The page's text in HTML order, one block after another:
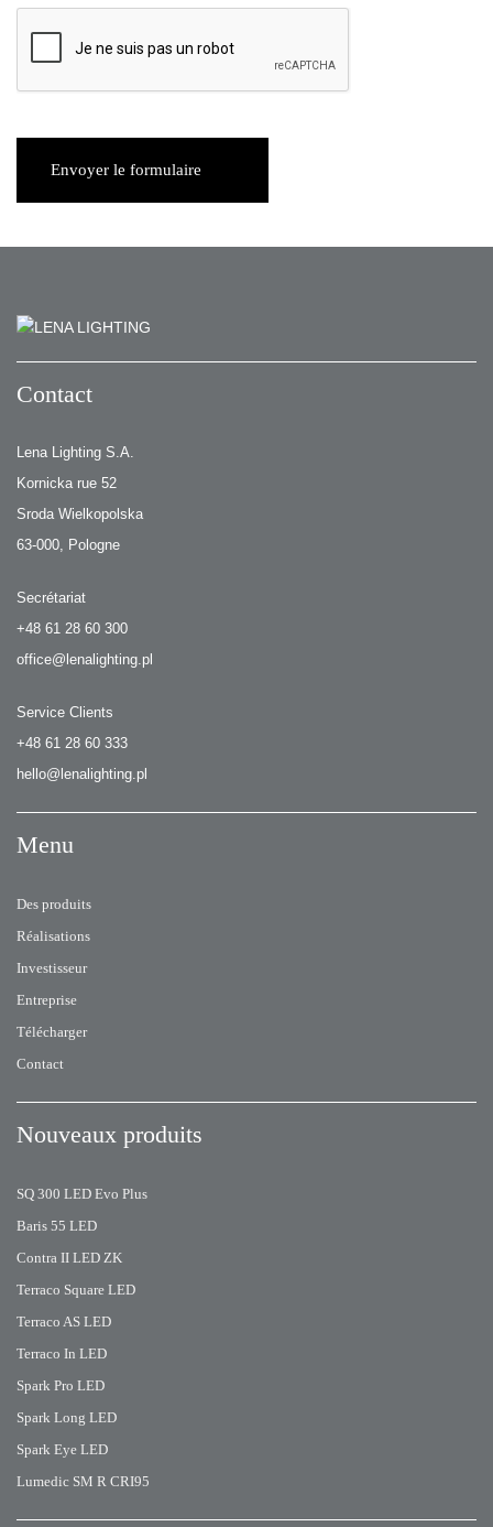
Envoyer le formulaire
Contact
Lena Lighting S.A.
Kornicka rue 52
Sroda Wielkopolska
63-000, Pologne
Secrétariat
+48 61 28 60 300
office@lenalighting.pl
Service Clients
+48 61 28 60 333
hello@lenalighting.pl
Menu
Des produits
Réalisations
Investisseur
Entreprise
Télécharger
Contact
Nouveaux produits
SQ 300 LED Evo Plus
Baris 55 LED
Contra II LED ZK
Terraco Square LED
Terraco AS LED
Terraco In LED
Spark Pro LED
Spark Long LED
Spark Eye LED
Lumedic SM R CRI95